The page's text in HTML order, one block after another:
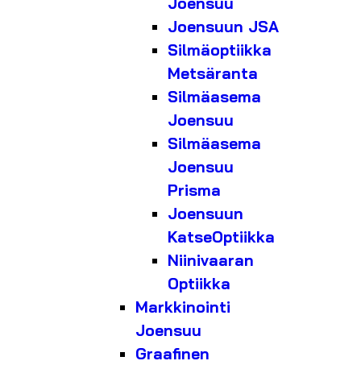
Joensuun JSA
Silmäoptiikka
Metsäranta
Silmäasema
Joensuu
Silmäasema
Joensuu
Prisma
Joensuun
KatseOptiikka
Niinivaaran
Optiikka
Markkinointi
Joensuu
Graafinen